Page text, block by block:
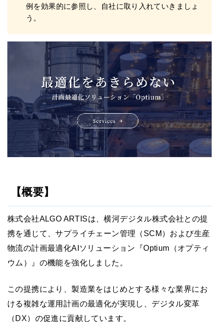
例を効果的に参照し、自社に取り入れていきましょ
う。
【概要】
株式会社ALGO ARTISは、横河デジタル株式会社との提
携を通じて、サプライチェーン管理（SCM）および生産
物流の計画最適化AIソリューション『Optium（オプティ
ウム）』の機能を強化しました。
この提携により、製造業をはじめとする様々な業界にお
ける複雑な運用計画の最適化が実現し、デジタル変革
（DX）の促進に貢献しています。